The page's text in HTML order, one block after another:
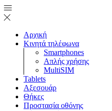
Αρχική
Κινητά τηλέφωνα
Smartphones
Απλής χρήσης
MultiSIM
Tablets
Αξεσουάρ
Θήκες
Προστασία οθόνης